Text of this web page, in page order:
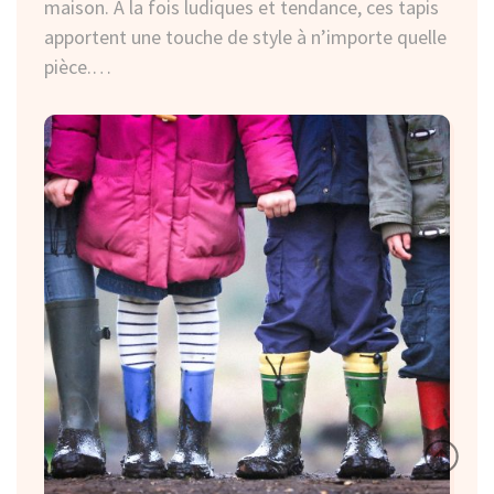
maison. À la fois ludiques et tendance, ces tapis
apportent une touche de style à n’importe quelle
pièce.…
contemporaine et…